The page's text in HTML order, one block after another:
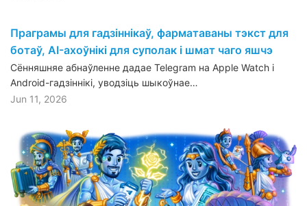
Праграмы для гадзіннікаў, фарматаваны тэкст для
ботаў, AI-ахоўнікі для суполак і шмат чаго яшчэ
Сённяшняе абнаўленне дадае Telegram на Apple Watch і
Android-гадзіннікі, уводзіць шыкоўнае…
Jun 11, 2026